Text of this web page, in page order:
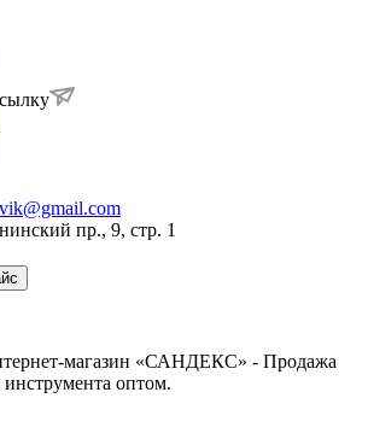
пр., 9, стр. 1
магазин «САНДЕКС» - Продажа
оптом.